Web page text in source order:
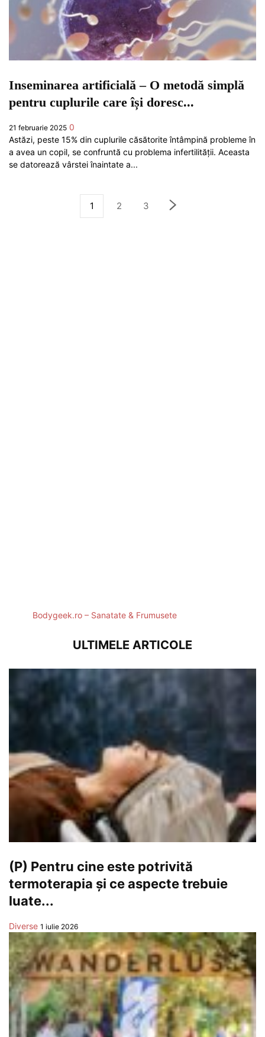
Inseminarea artificială – O metodă simplă
pentru cuplurile care își doresc...
21 februarie 2025 0
Astăzi, peste 15% din cuplurile căsătorite întâmpină probleme în
a avea un copil, se confruntă cu problema infertilității. Aceasta
se datorează vârstei înaintate a...
1 2 3
Bodygeek.ro – Sanatate & Frumusete
ULTIMELE ARTICOLE
(P) Pentru cine este potrivită
termoterapia și ce aspecte trebuie
luate...
Diverse 1 iulie 2026